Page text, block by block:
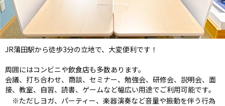
JR蒲田駅から徒歩3分の立地で、大変便利です！
周囲にはコンビニや飲食店も多数あります。
会議、打ち合わせ、商談、セミナー、勉強会、研修会、説明会、面
接、教室、自習、読書、ゲームなど幅広い用途でご利用可能です。
※ただしヨガ、パーティー、楽器演奏など音量や振動を伴う行為